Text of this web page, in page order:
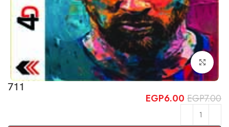
Click to enlarge
711
EGP7.00
EGP6.00